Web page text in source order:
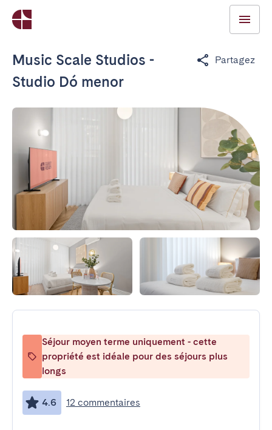
Music Scale Studios -
Studio Dó menor
Partagez
Séjour moyen terme uniquement - cette
propriété est idéale pour des séjours plus
longs
4.6 12 commentaires